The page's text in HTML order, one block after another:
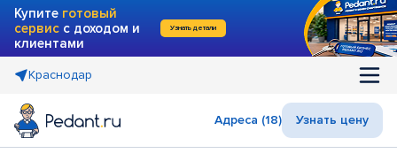
Купите готовый
сервис с доходом и
клиентами
Узнать детали
Краснодар
Адреса (18) Узнать цену